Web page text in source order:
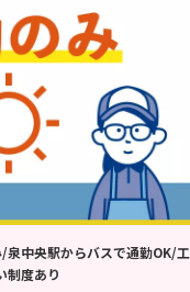
泉中央駅からバスで通勤OK/工
制度あり